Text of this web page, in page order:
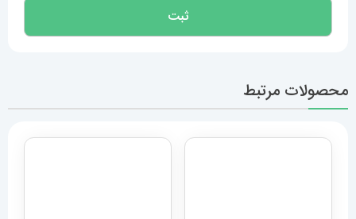
محصولات مرتبط